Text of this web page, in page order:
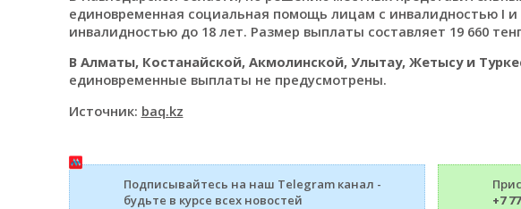
единовременная социальная помощь лицам с инвалидностью I и
инвалидностью до 18 лет. Размер выплаты составляет 19 660
В Алматы, Костанайской, Акмолинской, Улытау, Жетысу и
единовременные выплаты не предусмотрены.
Источник: baq.kz
Подписывайтесь на наш Telegram канал -
будьте в курсе всех новостей
+7